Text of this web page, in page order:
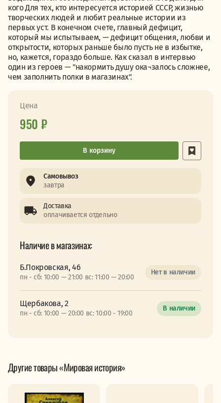
кого Для тех, кто интересуется историей СССР, жизнью
творческих людей и любит реальные истории из
первых уст. В конечном счете, главный дефицит,
который мы испытываем, — дефицит общения, любви и
открытости, которых раньше было пусть не в избытке,
но, кажется, гораздо больше. Как сказал в интервью
один из героев — "накормить душу ока¬залось сложнее,
чем заполнить полки в магазинах".
Цена
950 ₽
В корзину
Самовывоз
завтра
Доставка
оплачивается отдельно
Наличие в магазинах:
Б.Покровская, 46
пн - сб: 10:00 — 21:00 вс: 11:00 — 20:00
Нет в наличии
Щербакова, 2
пн - сб: 10:00 — 20:00 вс: 10:00 - 19:00
В наличии
Другие товары «Мировая история»